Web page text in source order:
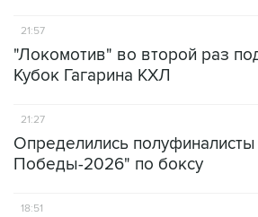
21:57
"Локомотив" во второй раз
Кубок Гагарина КХЛ
21:27
Определились полуфиналисты
Победы-2026" по боксу
18:51